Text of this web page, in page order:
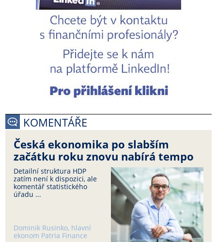
KOMENTÁŘE
Česká ekonomika po slabším
začátku roku znovu nabírá tempo
Detailní struktura HDP
zatím není k dispozici, ale
komentář statistického
úřadu ...
Dominik Rusinko, hlavní
ekonom Patria Finance